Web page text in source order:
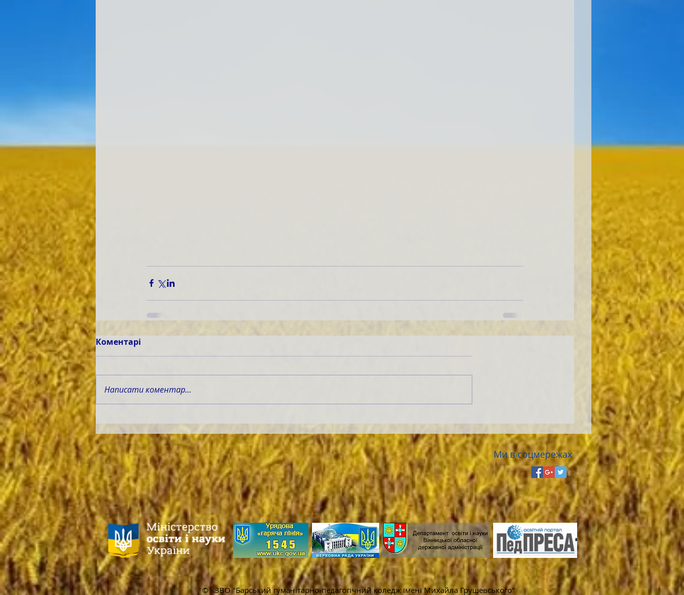
Коментарі
Написати коментар...
Ми в соцмережах
© КЗВО "Барський гуманітарно-педагогічний коледж імені Михайла Грушевського"